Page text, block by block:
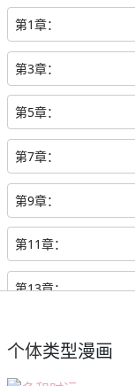
第1章：
第3章：
第5章：
第7章：
第9章：
第11章：
第13章：
第17章：
个体类型漫画